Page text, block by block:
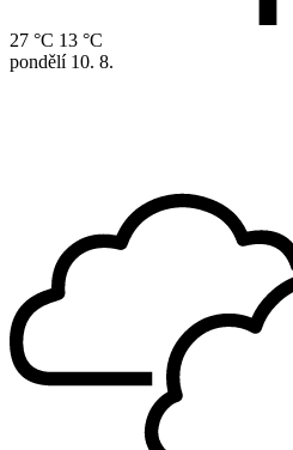
27 °C 13 °C
pondělí 10. 8.